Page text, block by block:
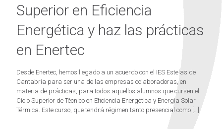
Superior en Eficiencia
Energética y haz las prácticas
en Enertec
Desde Enertec, hemos llegado a un acuerdo con el IES Estelas de
Cantabria para ser una de las empresas colaboradoras, en
materia de prácticas, para todos aquellos alumnos que cursen el
Ciclo Superior de Técnico en Eficiencia Energética y Energía Solar
Térmica. Este curso, que tendrá régimen tanto presencial como […]